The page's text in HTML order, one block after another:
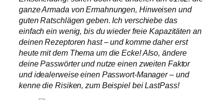
ganze Armada von Ermahnungen, Hinweisen und
guten Ratschlägen geben. Ich verschiebe das
einfach ein wenig, bis du wieder freie Kapazitäten an
deinen Rezeptoren hast – und komme daher erst
heute mit dem Thema um die Ecke! Also, ändere
deine Passwörter und nutze einen zweiten Faktor
und idealerweise einen Passwort-Manager – und
kenne die Risiken, zum Beispiel bei LastPass!